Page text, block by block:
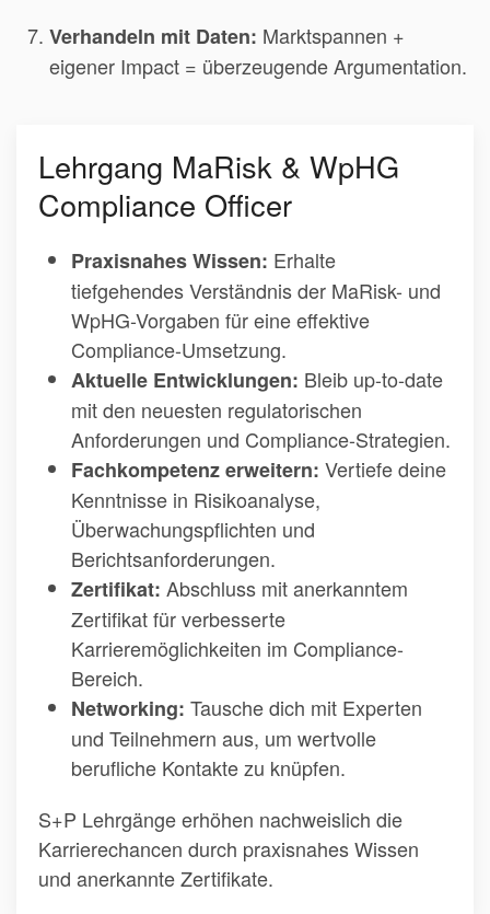
Verhandeln mit Daten: Marktspannen +
eigener Impact = überzeugende Argumentation.
Lehrgang MaRisk & WpHG
Compliance Officer
Praxisnahes Wissen: Erhalte
tiefgehendes Verständnis der MaRisk- und
WpHG-Vorgaben für eine effektive
Compliance-Umsetzung.
Aktuelle Entwicklungen: Bleib up-to-date
mit den neuesten regulatorischen
Anforderungen und Compliance-Strategien.
Fachkompetenz erweitern: Vertiefe deine
Kenntnisse in Risikoanalyse,
Überwachungspflichten und
Berichtsanforderungen.
Zertifikat: Abschluss mit anerkanntem
Zertifikat für verbesserte
Karrieremöglichkeiten im Compliance-
Bereich.
Networking: Tausche dich mit Experten
und Teilnehmern aus, um wertvolle
berufliche Kontakte zu knüpfen.
S+P Lehrgänge erhöhen nachweislich die
Karrierechancen durch praxisnahes Wissen
und anerkannte Zertifikate.